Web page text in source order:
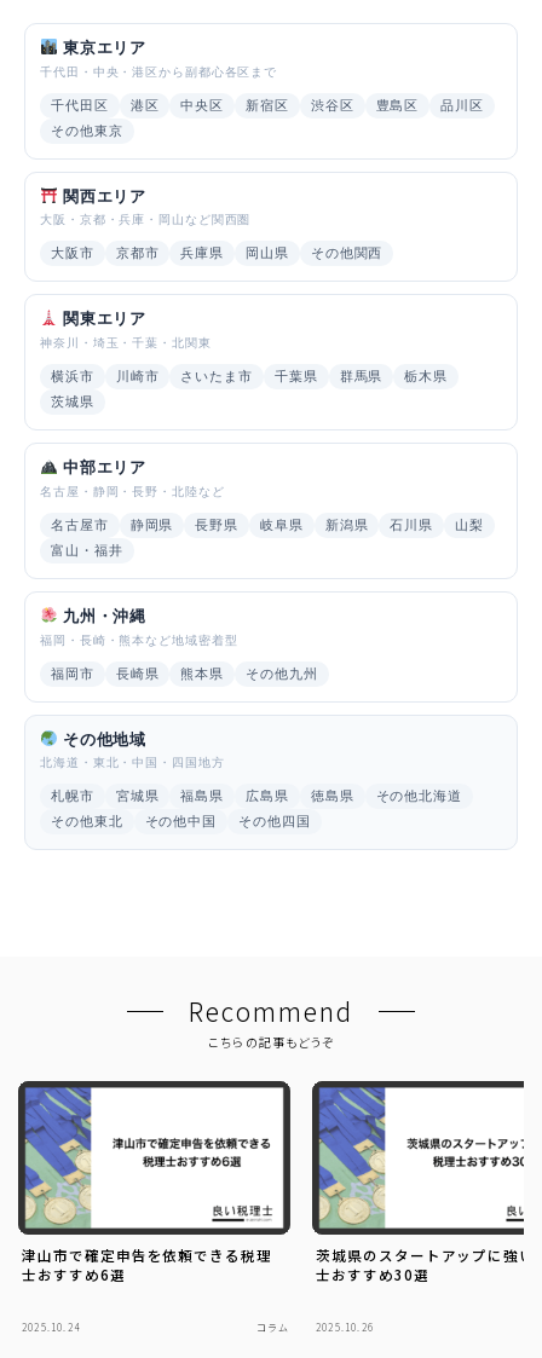
東京エリア
千代田・中央・港区から副都心各区まで
千代田区 港区 中央区 新宿区 渋谷区 豊島区
品川区
その他東京
関西エリア
大阪・京都・兵庫・岡山など関西圏
大阪市 京都市 兵庫県 岡山県 その他関西
関東エリア
神奈川・埼玉・千葉・北関東
横浜市 川崎市 さいたま市 千葉県 群馬県
栃木県
茨城県
中部エリア
名古屋・静岡・長野・北陸など
名古屋市 静岡県 長野県 岐阜県 新潟県 石川県
山梨
富山・福井
九州・沖縄
福岡・長崎・熊本など地域密着型
福岡市 長崎県 熊本県 その他九州
その他地域
北海道・東北・中国・四国地方
札幌市 宮城県 福島県 広島県 徳島県
その他北海道
その他東北
その他中国 その他四国
Recommend
こちらの記事もどうぞ
津山市で確定申告を依頼できる税理
士おすすめ6選
2025.10.24 コラム
茨城県のスタートアップに強い
士おすすめ30選
2025.10.26